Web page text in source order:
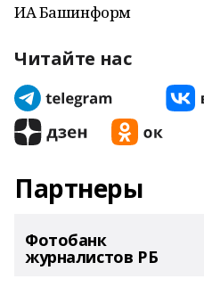
ИА Башинформ
Читайте нас
Партнеры
Фотобанк
журналистов РБ